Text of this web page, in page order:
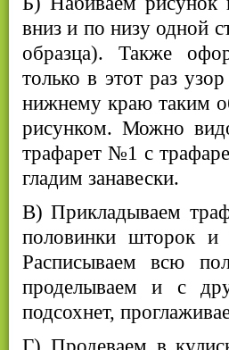
вниз и по низу одной
образца). Также
только в этот раз
нижнему краю таким
рисунком. Можно
трафарет №1 с
гладим занавески.
В) Прикладываем
половинки шторок и
Расписываем всю
проделываем и с
подсохнет,